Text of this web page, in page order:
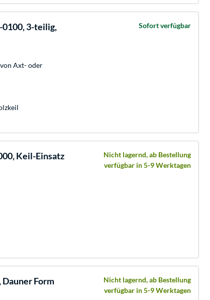
0100, 3-teilig,
Axt- oder
Sofort verfügbar
Keil-Einsatz
Nicht lagernd, ab Bestellung
verfügbar in 5-9 Werktagen
Form
Nicht lagernd, ab Bestellung
verfügbar in 5-9 Werktagen